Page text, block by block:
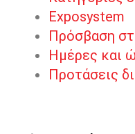
Exposystem
Πρόσβαση
Ημέρες και
Προτάσεις